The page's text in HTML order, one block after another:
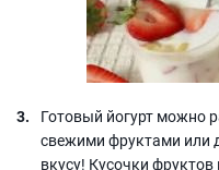
Готовый йогурт можно
свежими фруктами или
вкусу! Кусочки